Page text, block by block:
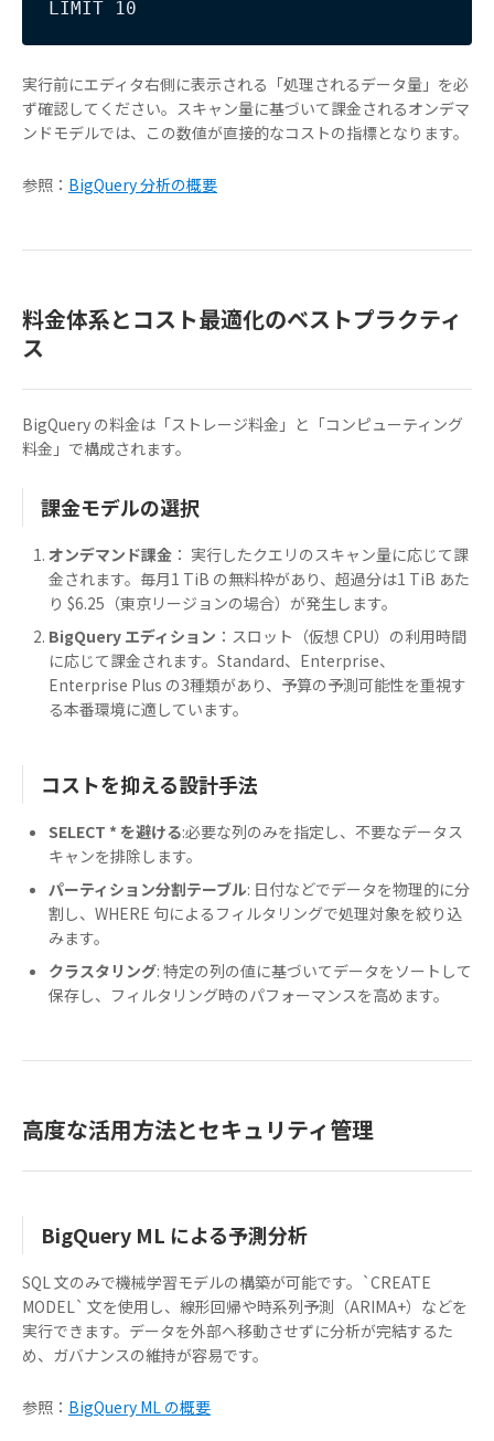
実行前にエディタ右側に表示される「処理されるデータ量」を必
ず確認してください。スキャン量に基づいて課金されるオンデマ
ンドモデルでは、この数値が直接的なコストの指標となります。
参照： BigQuery 分析の概要
料金体系とコスト最適化のベストプラクティ
ス
BigQuery の料金は「ストレージ料金」と「コンピューティング
料金」で構成されます。
課金モデルの選択
オンデマンド課金 ： 実行したクエリのスキャン量に応じて課
金されます。毎月1 TiB の無料枠があり、超過分は1 TiB あた
り $6.25（東京リージョンの場合）が発生します。
BigQuery エディション ：スロット（仮想 CPU）の利用時間
に応じて課金されます。Standard、Enterprise、
Enterprise Plus の3種類があり、予算の予測可能性を重視す
る本番環境に適しています。
コストを抑える設計手法
SELECT * を避ける:必要な列のみを指定し、不要なデータス
キャンを排除します。
パーティション分割テーブル: 日付などでデータを物理的に分
割し、WHERE 句によるフィルタリングで処理対象を絞り込
みます。
クラスタリング: 特定の列の値に基づいてデータをソートして
保存し、フィルタリング時のパフォーマンスを高めます。
高度な活用方法とセキュリティ管理
BigQuery ML による予測分析
SQL 文のみで機械学習モデルの構築が可能です。`CREATE
MODEL` 文を使用し、線形回帰や時系列予測（ARIMA+）などを
実行できます。データを外部へ移動させずに分析が完結するた
め、ガバナンスの維持が容易です。
参照： BigQuery ML の概要